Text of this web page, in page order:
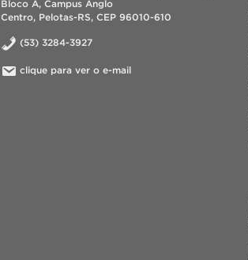
Bloco A, Campus Anglo
Centro, Pelotas-RS, CEP 96010-610
(53) 3284-3927
clique para ver o e-mail